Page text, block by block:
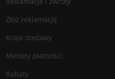
Złóż reklamację
Kraje dostawy
Metody płatności
Rabaty